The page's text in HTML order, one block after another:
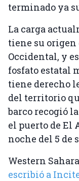
terminado ya
La carga
tiene su origen
Occidental, y
fosfato estatal
tiene derecho
del territorio
barco recogió
el puerto de El
noche del 5 de
Western
escribió a